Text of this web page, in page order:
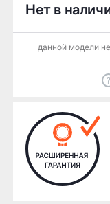
Нет в
данной модели